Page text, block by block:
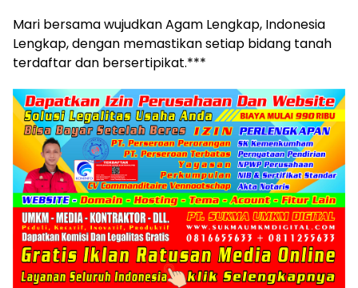
Mari bersama wujudkan Agam Lengkap, Indonesia
Lengkap, dengan memastikan setiap bidang tanah
terdaftar dan bersertipikat.***